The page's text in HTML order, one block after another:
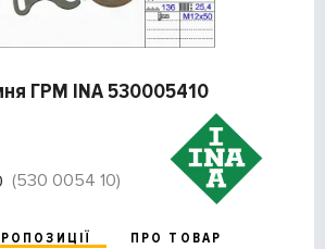
ГРМ INA 530005410
(530 0054 10)
ПРО ТОВАР